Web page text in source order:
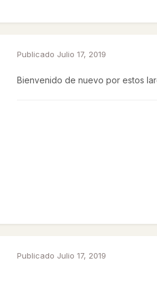
Publicado Julio 17, 2019
Bienvenido de nuevo por estos
Publicado Julio 17, 2019